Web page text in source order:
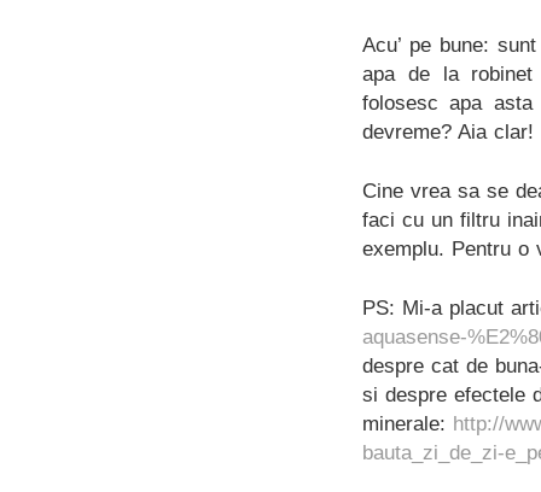
Acu’ pe bune:
apa de la
folosesc apa
devreme? Aia clar!
Cine vrea sa se
faci cu un filtru
exemplu. Pentru
PS: Mi-a placut
aquasense-
despre cat de
si despre efectele
minerale: http://
bauta_zi_de_zi-